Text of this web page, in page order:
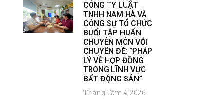
CÔNG TY LUẬT
TNHH NAM HÀ VÀ
CỘNG SỰ TỔ CHỨC
BUỔI TẬP HUẤN
CHUYÊN MÔN VỚI
CHUYÊN ĐỀ: “PHÁP
LÝ VỀ HỢP ĐỒNG
TRONG LĨNH VỰC
BẤT ĐỘNG SẢN”
Tháng Tám 4, 2026